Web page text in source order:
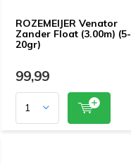
ROZEMEIJER Venator
Zander Float (3.00m) (5-
20gr)
99,99